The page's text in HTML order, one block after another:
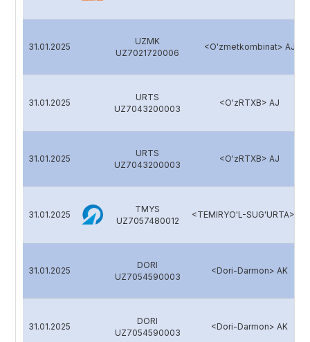
31.01.2025
UZMK
UZ7021720006
<O'zmetkombinat> AJ
31.01.2025
URTS
UZ7043200003
<O'zRTXB> AJ
31.01.2025
URTS
UZ7043200003
<O'zRTXB> AJ
31.01.2025
TMYS
UZ7057480012
<TEMIRYO'L-SUG'URTA> AJ
31.01.2025
DORI
UZ7054590003
<Dori-Darmon> AK
31.01.2025
DORI
UZ7054590003
<Dori-Darmon> AK